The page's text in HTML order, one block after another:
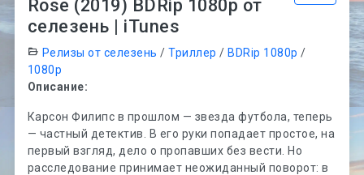
Rose (2019) BDRip 1080p от
селезень | iTunes
Релизы от селезень /Триллер / BDRip 1080p /
1080p
Описание:
Карсон Филипс в прошлом — звезда футбола, теперь
— частный детектив. В его руки попадает простое, на
первый взгляд, дело о пропавших без вести. Но
расследование принимает неожиданный поворот: в